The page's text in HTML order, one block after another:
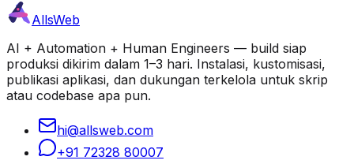
AllsWeb
AI + Automation + Human Engineers — build siap
produksi dikirim dalam 1–3 hari. Instalasi, kustomisasi,
publikasi aplikasi, dan dukungan terkelola untuk skrip
atau codebase apa pun.
hi@allsweb.com
+91 72328 80007